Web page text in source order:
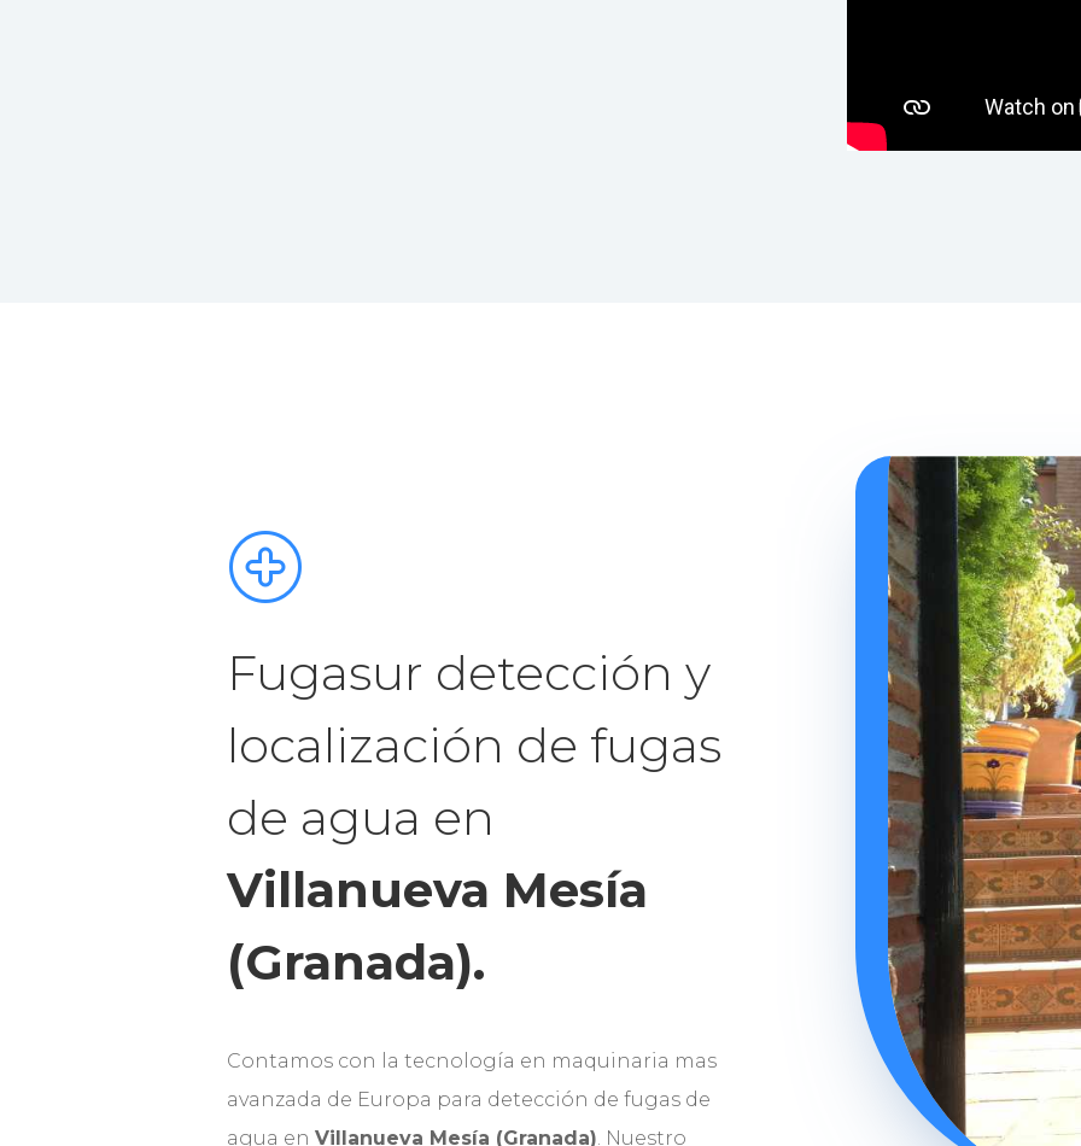
Fugasur detección y
localización de fugas
de agua en
Villanueva Mesía
(Granada).
Contamos con la tecnología en maquinaria mas
avanzada de Europa para detección de fugas de
agua enVillanueva Mesía (Granada). Nuestro